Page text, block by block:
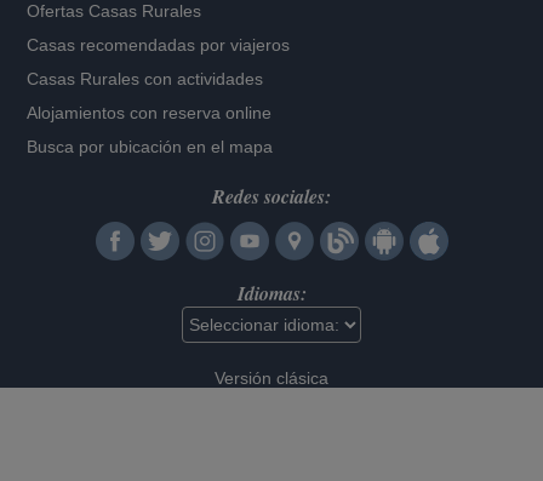
Ofertas Casas Rurales
Casas recomendadas por viajeros
Casas Rurales con actividades
Alojamientos con reserva online
Busca por ubicación en el mapa
Redes sociales:
Idiomas:
Versión clásica